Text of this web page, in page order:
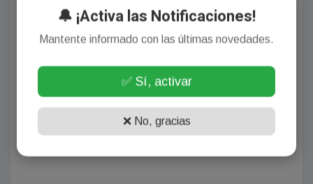
🔔 ¡Activa las Notificaciones!
Mantente informado con las últimas novedades.
✅ Sí, activar
❌ No, gracias